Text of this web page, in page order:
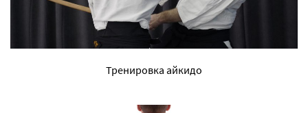
Тренировка айкидо